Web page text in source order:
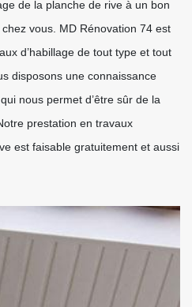
de la planche de rive à un bon
vous. MD Rénovation 74 est
d’habillage de tout type et tout
disposons une connaissance
nous permet d’être sûr de la
prestation en travaux
est faisable gratuitement et aussi